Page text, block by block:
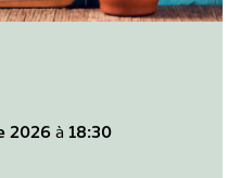
2026 à 18:30